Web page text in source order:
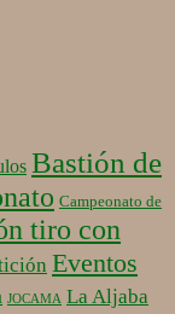
Bastión de
Campeonato de
tiro con
Eventos
JOCAMA La Aljaba